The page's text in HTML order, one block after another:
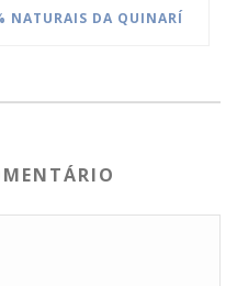
NATURAIS DA QUINARÍ